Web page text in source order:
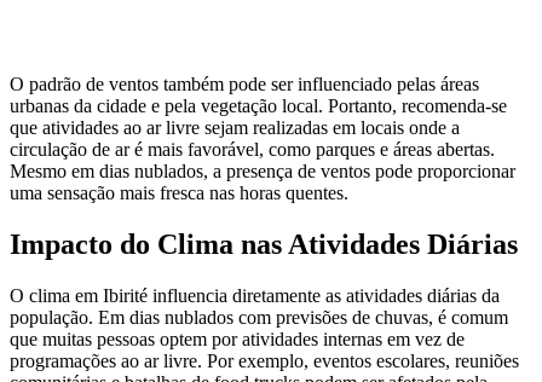
O padrão de ventos também pode ser influenciado pelas áreas
urbanas da cidade e pela vegetação local. Portanto, recomenda-se
que atividades ao ar livre sejam realizadas em locais onde a
circulação de ar é mais favorável, como parques e áreas abertas.
Mesmo em dias nublados, a presença de ventos pode proporcionar
uma sensação mais fresca nas horas quentes.
Impacto do Clima nas Atividades Diárias
O clima em Ibirité influencia diretamente as atividades diárias da
população. Em dias nublados com previsões de chuvas, é comum
que muitas pessoas optem por atividades internas em vez de
programações ao ar livre. Por exemplo, eventos escolares, reuniões